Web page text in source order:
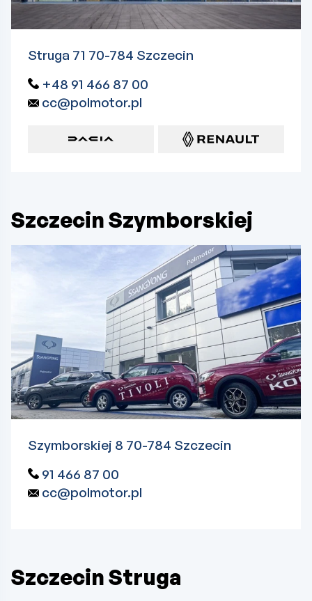
Struga 71 70-784 Szczecin
+48 91 466 87 00
cc@polmotor.pl
Szczecin Szymborskiej
Szymborskiej 8 70-784 Szczecin
91 466 87 00
cc@polmotor.pl
Szczecin Struga